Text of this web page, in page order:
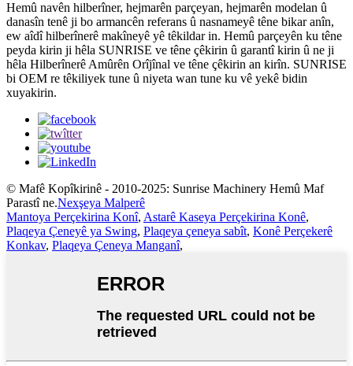
Hemû navên hilberîner, hejmarên parçeyan, hejmarên modelan û
danasîn tenê ji bo armancên referans û nasnameyê têne bikar anîn,
ew aîdî hilberînerê makîneyê yê têkildar in. Hemû parçeyên ku têne
peyda kirin ji hêla SUNRISE ve têne çêkirin û garantî kirin û ne ji
hêla Hilberînerê Amûrên Orîjînal ve têne çêkirin an kirîn. SUNRISE
bi OEM re têkiliyek tune û niyeta wan tune ku vê yekê bidin
xuyakirin.
© Mafê Kopîkirinê - 2010-2025: Sunrise Machinery Hemû Maf
Parastî ne.Nexşeya Malperê
Mantoya Perçekirina Konî, Astarê Kaseya Perçekirina Konê,
Plaqeya Çeneyê ya Swing, Plaqeya çeneya sabît, Konê Perçekerê
Konkav, Plaqeya Çeneya Manganî,